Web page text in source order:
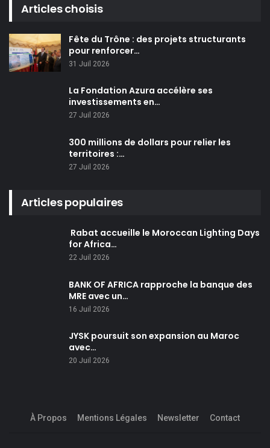
Articles choisis
Fête du Trône : des projets structurants
pour renforcer…
31 Juil 2026
La Fondation Azura accélère ses
investissements en…
27 Juil 2026
300 millions de dollars pour relier les
territoires :…
27 Juil 2026
Articles populaires
Rabat accueille le Moroccan Lighting Days
for Africa…
22 Juil 2026
BANK OF AFRICA rapproche la banque des
MRE avec un…
16 Juil 2026
JYSK poursuit son expansion au Maroc
avec…
20 Juil 2026
À Propos Mentions Légales Newsletter Contact